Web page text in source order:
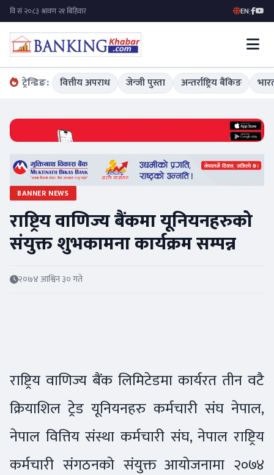
EN|
ट्रेन्डिङ: वित्तीय अपराध जेन्जी पुस्ता अन्तर्राष्ट्रिय बैंकिङ
BANNER NEWS
राष्ट्रिय वाणिज्य बैंकमा यूनियनहरुको
संयुक्त शुभकामना कार्यक्रम सम्पन्न
२०७४ आश्विन ३० गते
राष्ट्रिय वाणिज्य बैंक लिमिटेडमा कार्यरत तीन वटै
क्रियाशिल ट्रेड यूनियनहरु कर्मचारी संघ नेपाल,
नेपाल वित्तिय संस्था कर्मचारी संघ, नेपाल राष्ट्रिय
कर्मचारी संगठनको संयुक्त आयोजनामा २०७४